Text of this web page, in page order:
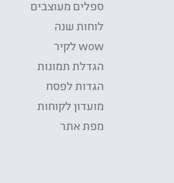
ספלים מעוצבים
לוחות שנה
wow לקיר
הגדלת תמונות
הגדות לפסח
מועדון לקוחות
מפת אתר